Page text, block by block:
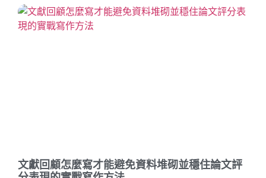
文獻回顧怎麼寫才能避免資料堆砌並穩住論文評